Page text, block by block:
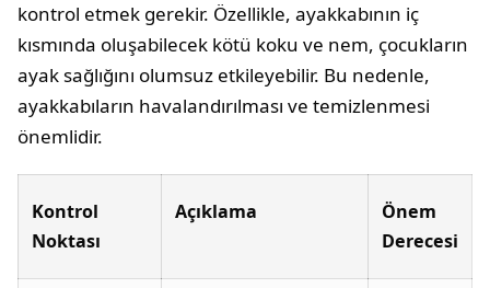
kontrol etmek gerekir. Özellikle, ayakkabının iç
kısmında oluşabilecek kötü koku ve nem, çocukların
ayak sağlığını olumsuz etkileyebilir. Bu nedenle,
ayakkabıların havalandırılması ve temizlenmesi
önemlidir.
Kontrol
Noktası
Açıklama
Önem
Derecesi